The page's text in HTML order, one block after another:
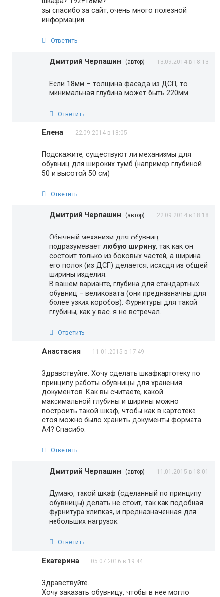
зы спасибо за сайт, очень много полезной
информации
Ответить
Дмитрий Черпашин (автор) 13.09.2014 в 18:13
Если 18мм – толщина фасада из ДСП, то
минимальная глубина может быть 220мм.
Ответить
Елена 22.09.2014 в 18:05
Подскажите, существуют ли механизмы для
обувниц для широких тумб (например глубиной
50 и высотой 50 см)
Ответить
Дмитрий Черпашин (автор) 22.09.2014 в 18:18
Обычный механизм для обувниц
подразумевает любую ширину, так как он
состоит только из боковых частей, а ширина
его полок (из ДСП) делается, исходя из общей
ширины изделия.
В вашем варианте, глубина для стандартных
обувниц – великовата (они предназначны для
более узких коробов). Фурнитуры для такой
глубины, как у вас, я не встречал.
Ответить
Анастасия 11.01.2015 в 17:49
Здравствуйте. Хочу сделать шкафкартотеку по
принципу работы обувницы для хранения
документов. Как вы считаете, какой
максимальной глубины и ширины можно
построить такой шкаф, чтобы как в картотеке
стоя можно было хранить документы формата
А4? Спасибо.
Ответить
Дмитрий Черпашин (автор) 11.01.2015 в 18:01
Думаю, такой шкаф (сделанный по принципу
обувницы) делать не стоит, так как подобная
фурнитура хлипкая, и предназначенная для
небольших нагрузок.
Ответить
Екатерина 05.07.2016 в 19:44
Здравствуйте.
Хочу заказать обувницу, чтобы в нее могло